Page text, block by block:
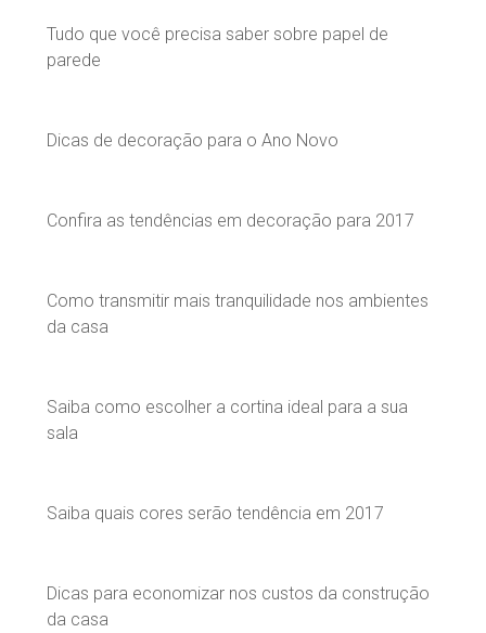
Tudo que você precisa saber sobre papel de
parede
Dicas de decoração para o Ano Novo
Confira as tendências em decoração para 2017
Como transmitir mais tranquilidade nos ambientes
da casa
Saiba como escolher a cortina ideal para a sua
sala
Saiba quais cores serão tendência em 2017
Dicas para economizar nos custos da construção
da casa